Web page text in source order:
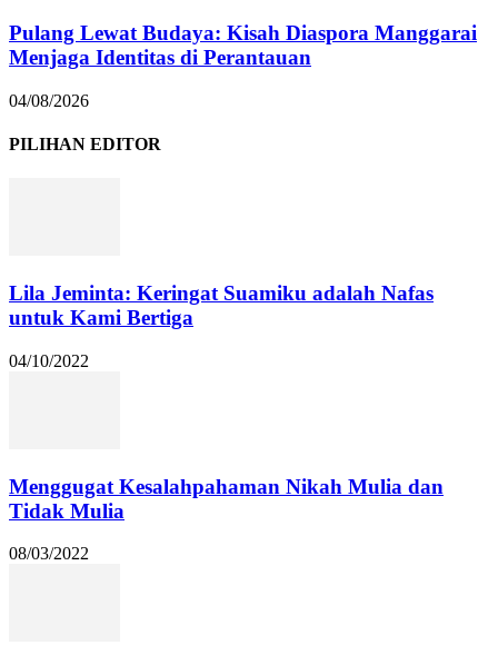
Pulang Lewat Budaya: Kisah Diaspora Manggarai
Menjaga Identitas di Perantauan
04/08/2026
PILIHAN EDITOR
Lila Jeminta: Keringat Suamiku adalah Nafas
untuk Kami Bertiga
04/10/2022
Menggugat Kesalahpahaman Nikah Mulia dan
Tidak Mulia
08/03/2022